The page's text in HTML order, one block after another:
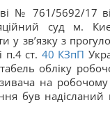
№ 761/5692/17
суд м.
у зв’язку з
п.4 ст. 40 КЗпП
обліку
на
був надісланий